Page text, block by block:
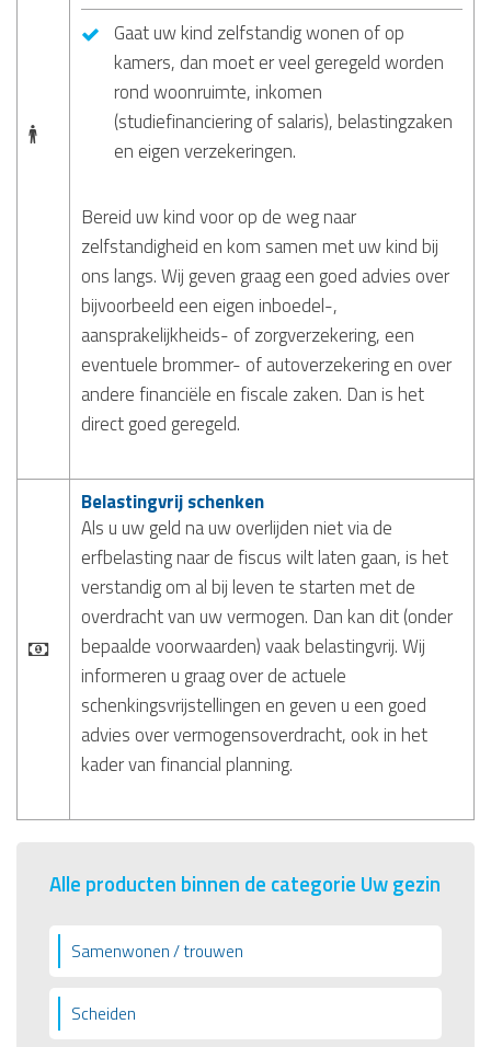
Gaat uw kind zelfstandig wonen of op
kamers, dan moet er veel geregeld worden
rond woonruimte, inkomen
(studiefinanciering of salaris), belastingzaken
en eigen verzekeringen.
Bereid uw kind voor op de weg naar
zelfstandigheid en kom samen met uw kind bij
ons langs. Wij geven graag een goed advies over
bijvoorbeeld een eigen inboedel-,
aansprakelijkheids- of zorgverzekering, een
eventuele brommer- of autoverzekering en over
andere financiële en fiscale zaken. Dan is het
direct goed geregeld.
Belastingvrij schenken
Als u uw geld na uw overlijden niet via de
erfbelasting naar de fiscus wilt laten gaan, is het
verstandig om al bij leven te starten met de
overdracht van uw vermogen. Dan kan dit (onder
bepaalde voorwaarden) vaak belastingvrij. Wij
informeren u graag over de actuele
schenkingsvrijstellingen en geven u een goed
advies over vermogensoverdracht, ook in het
kader van financial planning.
Alle producten binnen de categorie Uw gezin
Samenwonen / trouwen
Scheiden